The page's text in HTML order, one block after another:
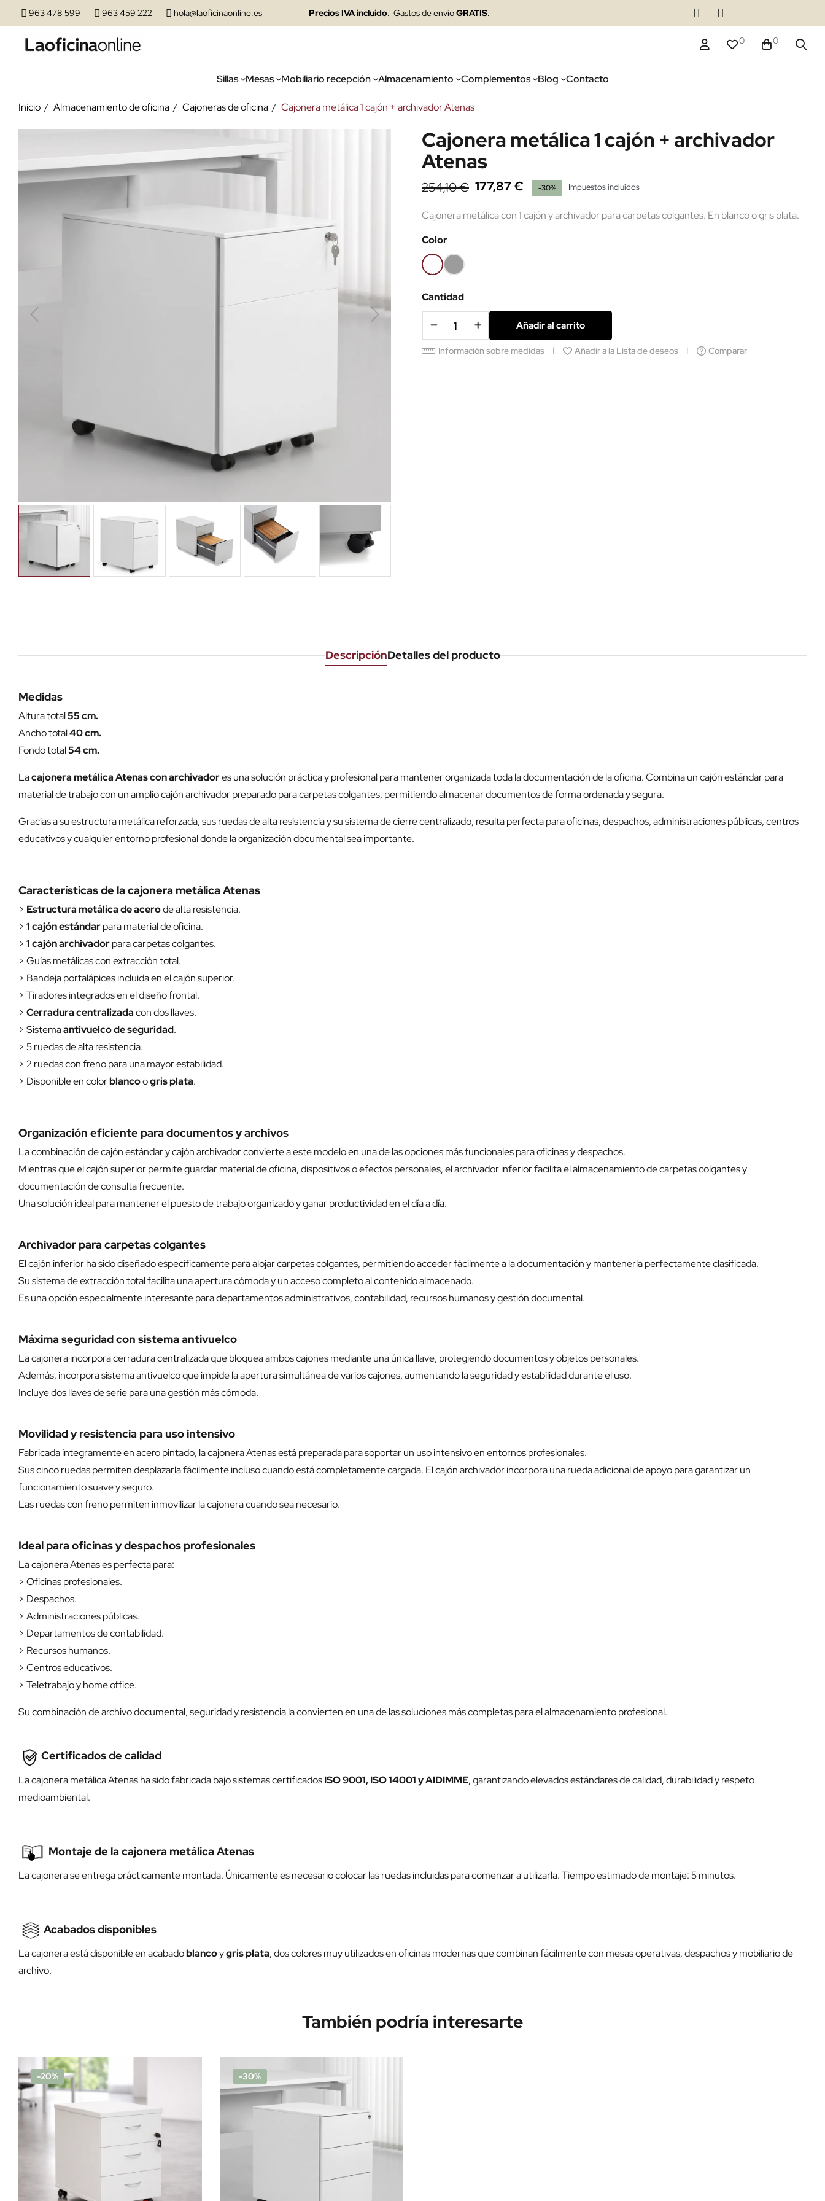
963 478 599 963 459 222 hola@laoficinaonline.es Precios IVA incluido. Gastos de envíoGRATIS.
0 0
Sillas Mesas Mobiliario recepción Almacenamiento Complementos Blog Contacto
Inicio Almacenamiento de oficina Cajoneras de oficina Cajonera metálica 1 cajón + archivador Atenas
Cajonera metálica 1 cajón + archivador
Atenas
254,10 € 177,87 € -30% Impuestos incluidos
Cajonera metálica con 1 cajón y archivador para carpetas colgantes. En blanco o gris plata.
Color
BlancoGris
plata
Cantidad
Añadir al carrito
Información sobre medidas Añadir a la Lista de deseos Comparar
DescripciónDetalles del producto
Medidas
Altura total55 cm.
Ancho total40 cm.
Fondo total54 cm.
Lacajonera metálica Atenas con archivadores una solución práctica y profesional para mantener organizada toda la documentación de la oficina. Combina un cajón estándar para
material de trabajo con un amplio cajón archivador preparado para carpetas colgantes, permitiendo almacenar documentos de forma ordenada y segura.
Gracias a su estructura metálica reforzada, sus ruedas de alta resistencia y su sistema de cierre centralizado, resulta perfecta para oficinas, despachos, administraciones públicas, centros
educativos y cualquier entorno profesional donde la organización documental sea importante.
Características de la cajonera metálica Atenas
> Estructura metálica de acerode alta resistencia.
> 1 cajón estándarpara material de oficina.
> 1 cajón archivadorpara carpetas colgantes.
> Guías metálicas con extracción total.
> Bandeja portalápices incluida en el cajón superior.
> Tiradores integrados en el diseño frontal.
> Cerradura centralizadacon dos llaves.
> Sistemaantivuelco de seguridad.
> 5 ruedas de alta resistencia.
> 2 ruedas con freno para una mayor estabilidad.
> Disponible en colorblancoogris plata.
Organización eficiente para documentos y archivos
La combinación de cajón estándar y cajón archivador convierte a este modelo en una de las opciones más funcionales para oficinas y despachos.
Mientras que el cajón superior permite guardar material de oficina, dispositivos o efectos personales, el archivador inferior facilita el almacenamiento de carpetas colgantes y
documentación de consulta frecuente.
Una solución ideal para mantener el puesto de trabajo organizado y ganar productividad en el día a día.
Archivador para carpetas colgantes
El cajón inferior ha sido diseñado específicamente para alojar carpetas colgantes, permitiendo acceder fácilmente a la documentación y mantenerla perfectamente clasificada.
Su sistema de extracción total facilita una apertura cómoda y un acceso completo al contenido almacenado.
Es una opción especialmente interesante para departamentos administrativos, contabilidad, recursos humanos y gestión documental.
Máxima seguridad con sistema antivuelco
La cajonera incorpora cerradura centralizada que bloquea ambos cajones mediante una única llave, protegiendo documentos y objetos personales.
Además, incorpora sistema antivuelco que impide la apertura simultánea de varios cajones, aumentando la seguridad y estabilidad durante el uso.
Incluye dos llaves de serie para una gestión más cómoda.
Movilidad y resistencia para uso intensivo
Fabricada íntegramente en acero pintado, la cajonera Atenas está preparada para soportar un uso intensivo en entornos profesionales.
Sus cinco ruedas permiten desplazarla fácilmente incluso cuando está completamente cargada. El cajón archivador incorpora una rueda adicional de apoyo para garantizar un
funcionamiento suave y seguro.
Las ruedas con freno permiten inmovilizar la cajonera cuando sea necesario.
Ideal para oficinas y despachos profesionales
La cajonera Atenas es perfecta para:
> Oficinas profesionales.
> Despachos.
> Administraciones públicas.
> Departamentos de contabilidad.
> Recursos humanos.
> Centros educativos.
> Teletrabajo y home office.
Su combinación de archivo documental, seguridad y resistencia la convierten en una de las soluciones más completas para el almacenamiento profesional.
Certificados de calidad
La cajonera metálica Atenas ha sido fabricada bajo sistemas certificadosISO 9001, ISO 14001 y AIDIMME, garantizando elevados estándares de calidad, durabilidad y respeto
medioambiental.
Montaje de la cajonera metálica Atenas
La cajonera se entrega prácticamente montada. Únicamente es necesario colocar las ruedas incluidas para comenzar a utilizarla. Tiempo estimado de montaje: 5 minutos.
Acabados disponibles
La cajonera está disponible en acabadoblancoygris plata, dos colores muy utilizados en oficinas modernas que combinan fácilmente con mesas operativas, despachos y mobiliario de
archivo.
También podría interesarte
-20% -30%